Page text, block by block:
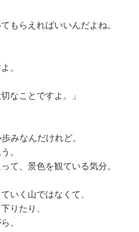
もらえればいいんだよね。
。
なことですよ。」
みなんだけれど。
。
て、景色を観ている気分。
いく山ではなくて、
りたり、
、